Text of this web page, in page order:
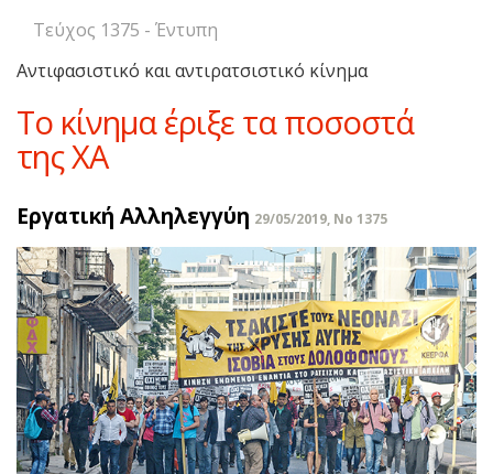
Τεύχος 1375 - Έντυπη
Αντιφασιστικό και αντιρατσιστικό κίνημα
Το κίνημα έριξε τα ποσοστά
της ΧΑ
Εργατική Αλληλεγγύη 29/05/2019, No 1375